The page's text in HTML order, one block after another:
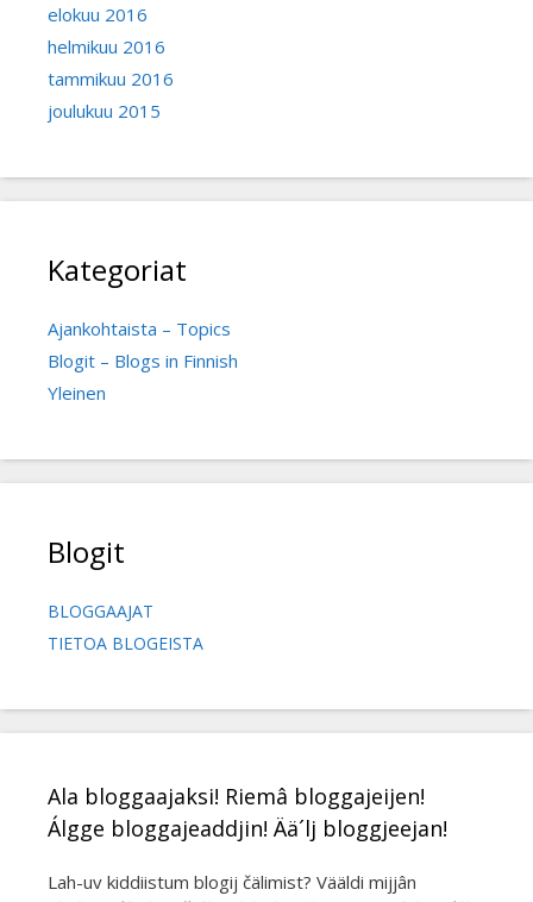
elokuu 2016
helmikuu 2016
tammikuu 2016
joulukuu 2015
Kategoriat
Ajankohtaista – Topics
Blogit – Blogs in Finnish
Yleinen
Blogit
BLOGGAAJAT
TIETOA BLOGEISTA
Ala bloggaajaksi! Riemâ bloggajeijen!
Álgge bloggajeaddjin! Ää´lj bloggjeejan!
Lah-uv kiddiistum blogij čälimist? Vääldi mijjân